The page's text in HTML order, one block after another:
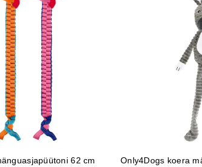
62 cm Only4Dogs koera